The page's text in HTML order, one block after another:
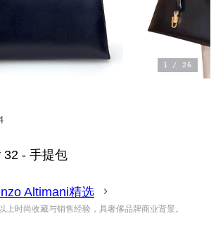
1 / 26
32 - 手提包
Altimani精选
上时尚收藏与销售经验，具奢侈品牌商业背景。